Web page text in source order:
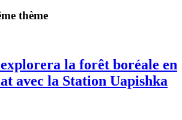
thème
la forêt boréale en
avec la Station Uapishka